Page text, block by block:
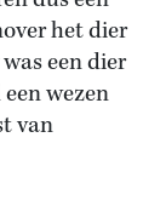
het dier
een dier
wezen
van